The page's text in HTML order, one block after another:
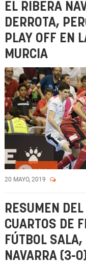
EL RIBERA
DERROTA,
PLAY OFF EN
MURCIA
Vídeo
20 MAYO, 2019
RESUMEN
CUARTOS DE
FÚTBOL
NAVARRA (3-